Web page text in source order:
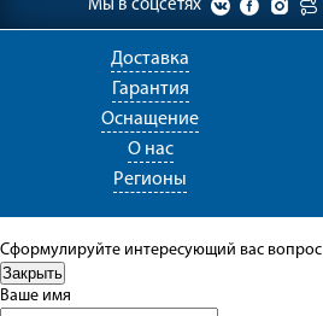
Мы в соцсетях
Доставка
Гарантия
Оснащение
О нас
Регионы
Сформулируйте интересующий вас вопрос
Ваше имя